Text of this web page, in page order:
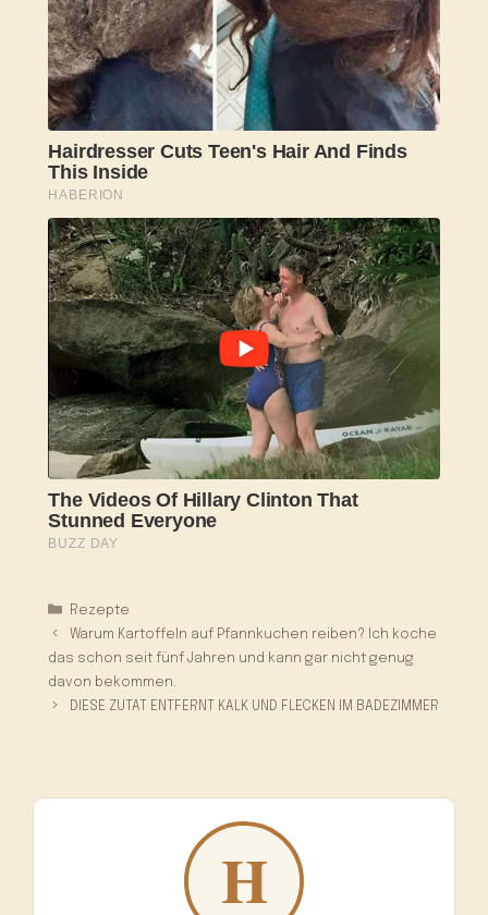
Kategorien
Rezepte
Warum Kartoffeln auf Pfannkuchen reiben? Ich koche
das schon seit fünf Jahren und kann gar nicht genug
davon bekommen.
DIESE ZUTAT ENTFERNT KALK UND FLECKEN IM BADEZIMMER